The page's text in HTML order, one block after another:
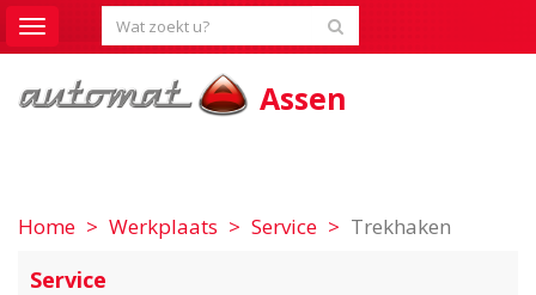
Toggle
navigation
Assen
Home Werkplaats Service Trekhaken
Service